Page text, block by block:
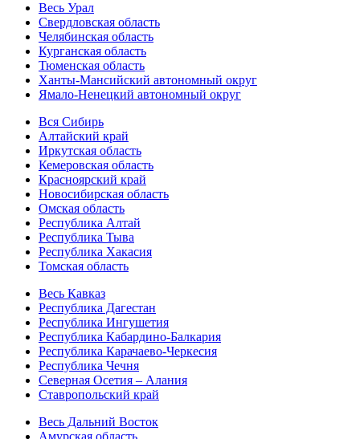
Весь Урал
Свердловская область
Челябинская область
Курганская область
Тюменская область
Ханты-Мансийский автономный округ
Ямало-Ненецкий автономный округ
Вся Сибирь
Алтайский край
Иркутская область
Кемеровская область
Красноярский край
Новосибирская область
Омская область
Республика Алтай
Республика Тыва
Республика Хакасия
Томская область
Весь Кавказ
Республика Дагестан
Республика Ингушетия
Республика Кабардино-Балкария
Республика Карачаево-Черкесия
Республика Чечня
Северная Осетия – Алания
Ставропольский край
Весь Дальний Восток
Амурская область